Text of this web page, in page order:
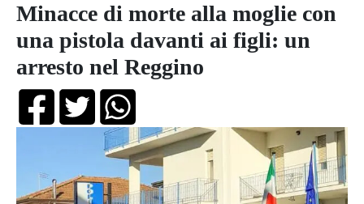
Minacce di morte alla moglie con
una pistola davanti ai figli: un
arresto nel Reggino